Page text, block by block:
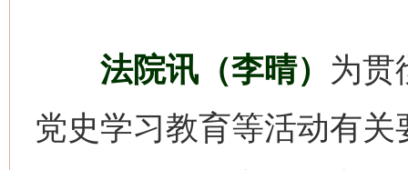
法院讯（李晴） 为贯
党史学习教育等活动有